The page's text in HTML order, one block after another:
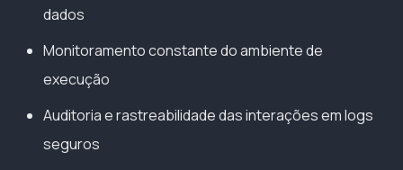
dados
Monitoramento constante do ambiente de
execução
Auditoria e rastreabilidade das interações em logs
seguros